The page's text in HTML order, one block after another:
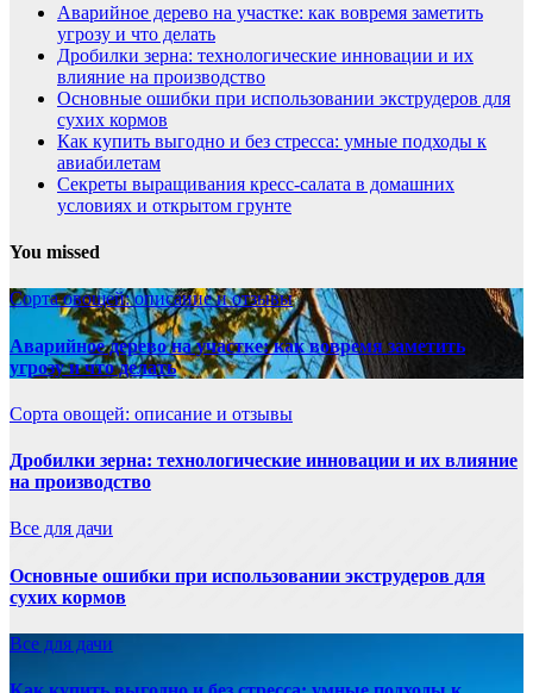
Аварийное дерево на участке: как вовремя заметить
угрозу и что делать
Дробилки зерна: технологические инновации и их
влияние на производство
Основные ошибки при использовании экструдеров для
сухих кормов
Как купить выгодно и без стресса: умные подходы к
авиабилетам
Секреты выращивания кресс-салата в домашних
условиях и открытом грунте
You missed
Сорта овощей: описание и отзывы
Аварийное дерево на участке: как вовремя заметить
угрозу и что делать
Сорта овощей: описание и отзывы
Дробилки зерна: технологические инновации и их влияние
на производство
Все для дачи
Основные ошибки при использовании экструдеров для
сухих кормов
Все для дачи